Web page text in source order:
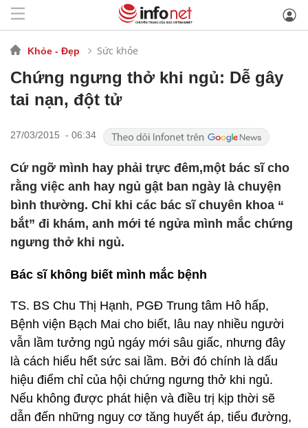
Khỏe - Đẹp Sức khỏe
Chứng ngưng thở khi ngủ: Dễ gây
tai nạn, đột tử
27/03/2015 - 06:34
Cứ ngỡ mình hay phải trực đêm,một bác sĩ cho
rằng việc anh hay ngủ gật ban ngày là chuyện
bình thường. Chỉ khi các bác sĩ chuyên khoa “
bắt” đi khám, anh mới té ngửa mình mắc chứng
ngưng thở khi ngủ.
Bác sĩ không biết mình mắc bệnh
TS. BS Chu Thị Hạnh, PGĐ Trung tâm Hô hấp,
Bệnh viện Bạch Mai cho biết, lâu nay nhiều người
vẫn lầm tưởng ngủ ngáy mới sâu giấc, nhưng đây
là cách hiểu hết sức sai lầm. Bởi đó chính là dấu
hiệu điểm chỉ của hội chứng ngưng thở khi ngủ.
Nếu không được phát hiện và điều trị kịp thời sẽ
dẫn đến những nguy cơ tăng huyết áp, tiểu đường,